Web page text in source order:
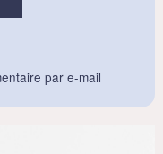
par e-mail